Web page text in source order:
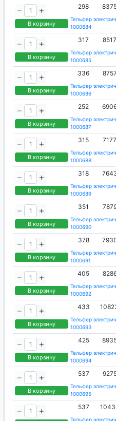
В корзину
298
Тельфер
1000684
В корзину
317
Тельфер
1000685
В корзину
336
Тельфер
1000686
В корзину
252
Тельфер
1000687
В корзину
315
Тельфер
1000688
В корзину
318
Тельфер
1000689
В корзину
351
Тельфер
1000690
В корзину
378
Тельфер
1000691
В корзину
405
Тельфер
1000692
В корзину
433
Тельфер
1000693
В корзину
425
Тельфер
1000694
В корзину
537
Тельфер
1000695
537
Тельфер